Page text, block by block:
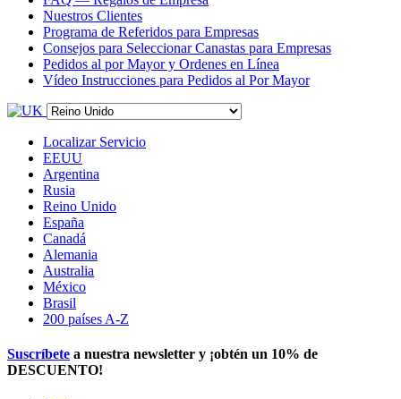
Nuestros Clientes
Programa de Referidos para Empresas
Consejos para Seleccionar Canastas para Empresas
Pedidos al por Mayor y Ordenes en Línea
Vídeo Instrucciones para Pedidos al Por Mayor
Localizar Servicio
EEUU
Argentina
Rusia
Reino Unido
España
Canadá
Alemania
Australia
México
Brasil
200 países A-Z
Suscríbete a nuestra newsletter y ¡obtén un 10% de
DESCUENTO!